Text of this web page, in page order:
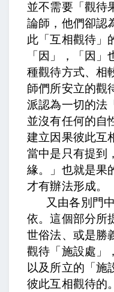
並不需要「觀待
論師，他們卻認
此「互相觀待」
「因」，「因
種觀待方式、相
師們所安立的觀
派認為一切的法
並沒有任何的自
建立因果彼此互
當中是只有提到
緣。」也就是果
才有辦法形成。
又由各別門
依。這個部分所
世俗法、或是勝
觀待「施設處」
以及所立的「施
彼此互相觀待的